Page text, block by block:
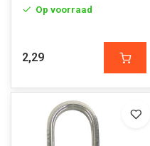
Op voorraad
2,29